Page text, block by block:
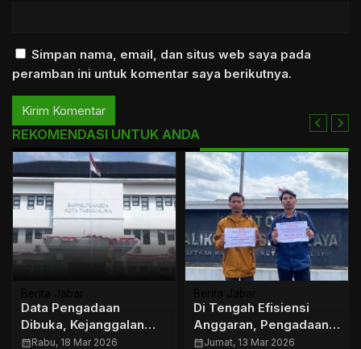
Simpan nama, email, dan situs web saya pada
peramban ini untuk komentar saya berikutnya.
REKOMENDASI UNTUK ANDA
Data Pengadaan
Dibuka, Kejanggalan
Mulai Terlihat
calendar_monthRabu, 18 Mar 2026
Di Tengah Efisiensi
Anggaran, Pengadaan
Sarung Rp841 Juta di
calendar_monthJumat, 13 Mar 2026